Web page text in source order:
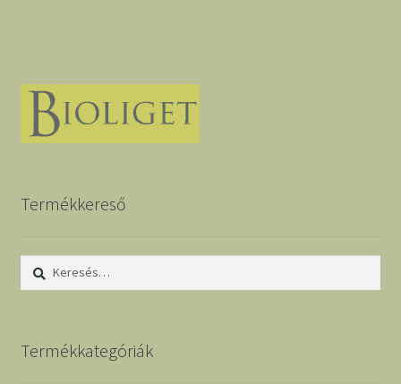
Termékkereső
Keresés:
Termékkategóriák